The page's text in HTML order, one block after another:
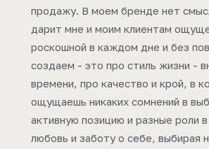
продажу. В моем бренде нет
дарит мне и моим клиентам
роскошной в каждом дне и без
создаем - это про стиль жизни -
времени, про качество и крой, в
ощущаешь никаких сомнений в
активную позицию и разные роли
любовь и заботу о себе, выбирая